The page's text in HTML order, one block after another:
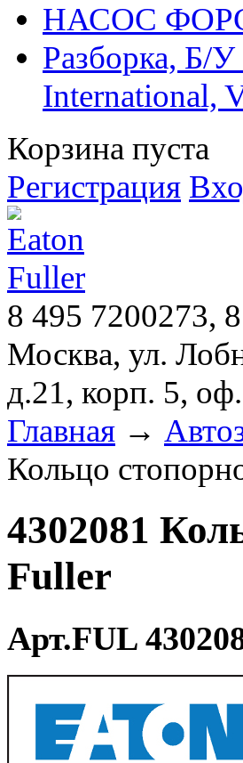
НАСОС
Разборка, Б/У
International,
Корзина пуста
Регистрация
8 495 7200273,
Москва, ул.
д.21, корп. 5,
Главная →
Кольцо
4302081
Fuller
Арт.FUL